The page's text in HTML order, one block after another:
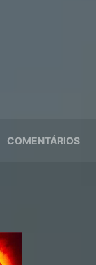
COMENTÁRIOS